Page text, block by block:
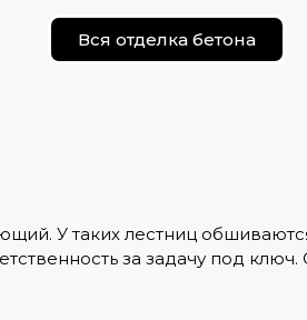
Вся отделка бетона
У таких лестниц
за задачу под